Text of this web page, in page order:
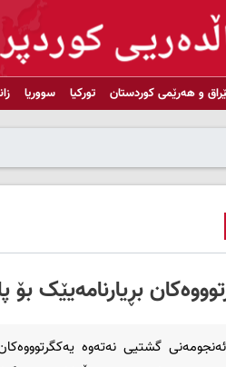
و هەرێمی کوردستان تورکیا سووریا
بڕیارنامەیێک
گشتیی نەتەوە